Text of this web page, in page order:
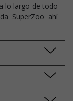
lo largo de todo
SuperZoo ahí